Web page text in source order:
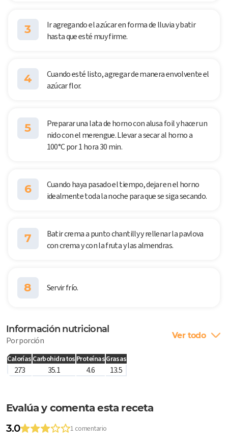
3
Ir agregando el azúcar en forma de lluvia y batir
hasta que esté muy firme.
4
Cuando esté listo, agregar de manera envolvente el
azúcar flor.
5
Preparar una lata de horno con alusa foil y hacer un
nido con el merengue. Llevar a secar al horno a
100°C por 1 hora 30 min.
6
Cuando haya pasado el tiempo, dejar en el horno
idealmente toda la noche para que se siga secando.
7
Batir crema a punto chantilly y rellenar la pavlova
con crema y con la fruta y las almendras.
8 Servir frío.
Información nutricional
Por porción Ver todo
Calorías Carbohidratos ProteínasGrasas
273 35.1 4.6 13.5
Evalúa y comenta esta receta
3.0
1 comentario